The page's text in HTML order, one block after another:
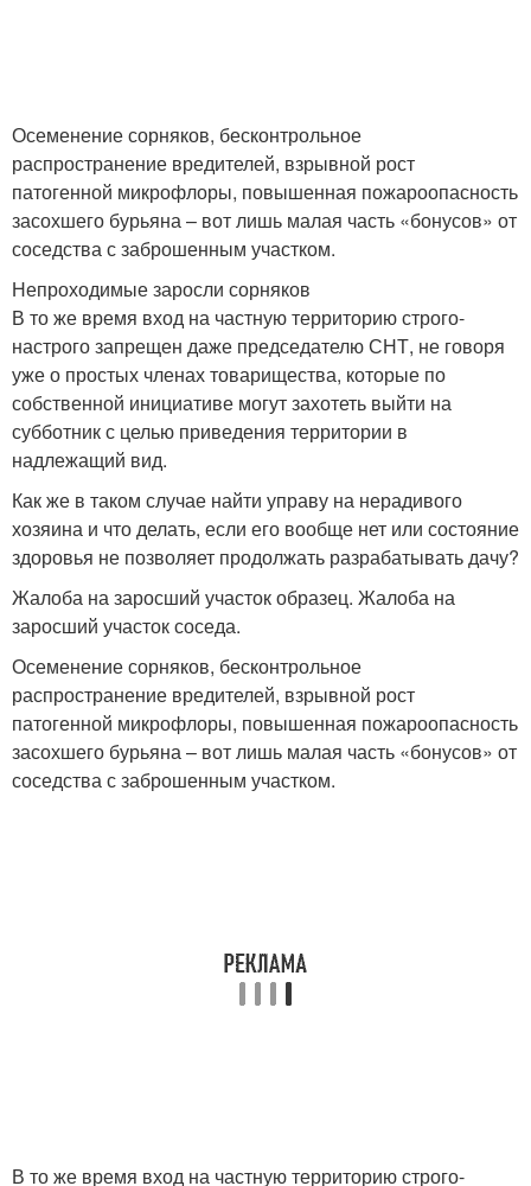
Осеменение сорняков, бесконтрольное
распространение вредителей, взрывной рост
патогенной микрофлоры, повышенная пожароопасность
засохшего бурьяна – вот лишь малая часть «бонусов» от
соседства с заброшенным участком.
Непроходимые заросли сорняков
В то же время вход на частную территорию строго-
настрого запрещен даже председателю СНТ, не говоря
уже о простых членах товарищества, которые по
собственной инициативе могут захотеть выйти на
субботник с целью приведения территории в
надлежащий вид.
Как же в таком случае найти управу на нерадивого
хозяина и что делать, если его вообще нет или состояние
здоровья не позволяет продолжать разрабатывать дачу?
Жалоба на заросший участок образец. Жалоба на
заросший участок соседа.
Осеменение сорняков, бесконтрольное
распространение вредителей, взрывной рост
патогенной микрофлоры, повышенная пожароопасность
засохшего бурьяна – вот лишь малая часть «бонусов» от
соседства с заброшенным участком.
В то же время вход на частную территорию строго-